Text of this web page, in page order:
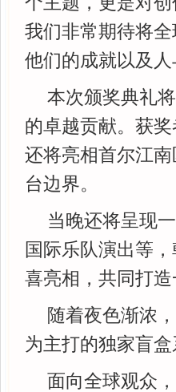
我们非常期待将
他们的成就以及
本次颁奖典礼
的卓越贡献。获
还将亮相首尔江
台边界。
当晚还将呈现
国际乐队演出等
喜亮相，共同打
随着夜色渐浓
为主打的独家盲
面向全球观众